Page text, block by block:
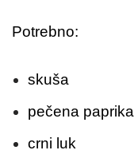
Potrebno:
skuša
pečena paprika
crni luk